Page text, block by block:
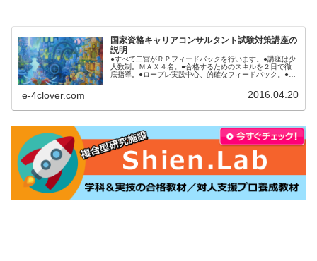
国家資格キャリアコンサルタント試験対策講座の
説明
●すべて二宮がＲＰフィードバックを行います。●講座は少
人数制。ＭＡＸ４名。●合格するためのスキルを２日で徹
底指導。●ロープレ実践中心、的確なフィードバック。●受
e-4clover.com 2016.04.20